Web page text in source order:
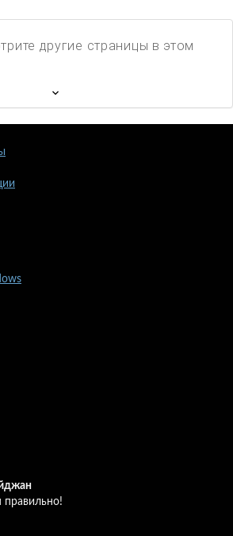
другие страницы в этом
правильно!